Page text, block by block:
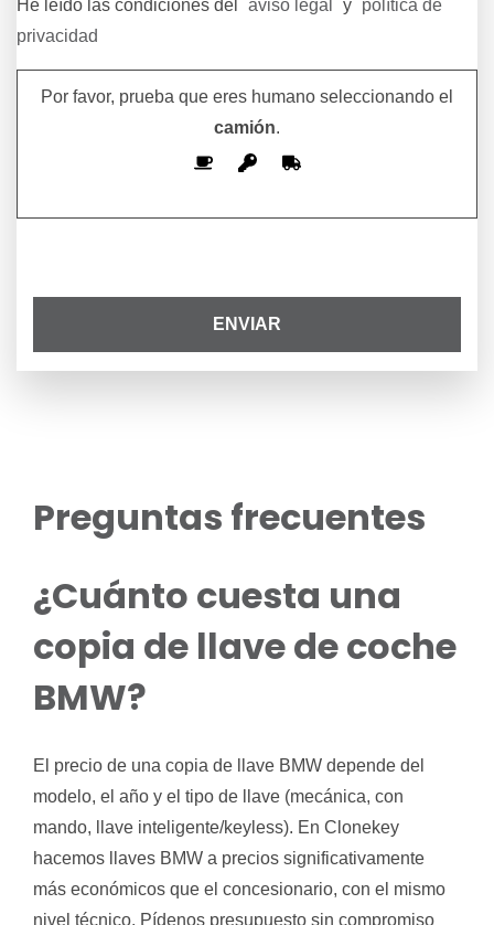
He leído las condiciones del aviso legal y política de
privacidad
Por favor, prueba que eres humano seleccionando el
camión.
Preguntas frecuentes
¿Cuánto cuesta una
copia de llave de coche
BMW?
El precio de una copia de llave BMW depende del
modelo, el año y el tipo de llave (mecánica, con
mando, llave inteligente/keyless). En Clonekey
hacemos llaves BMW a precios significativamente
más económicos que el concesionario, con el mismo
nivel técnico. Pídenos presupuesto sin compromiso